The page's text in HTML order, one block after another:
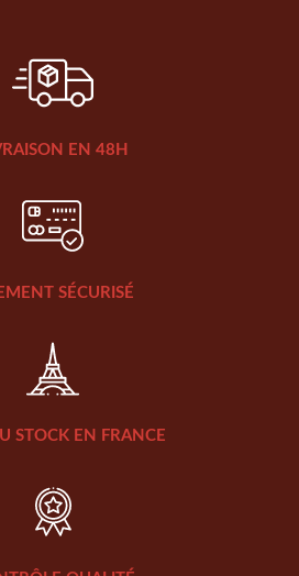
EN 48H
SÉCURISÉ
STOCK EN FRANCE